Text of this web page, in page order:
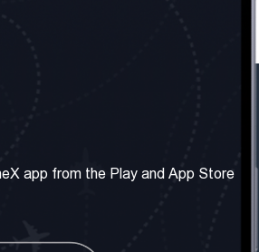
Terms & Conditions
app from the Play and App Store